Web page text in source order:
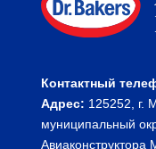
Контактный
Адрес: 125252, г.
муниципальный
Авиаконструктора